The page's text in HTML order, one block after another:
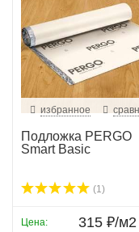
избранное
Подложка PERGO
Smart Basic
(1)
Цена: 315 ₽/м2